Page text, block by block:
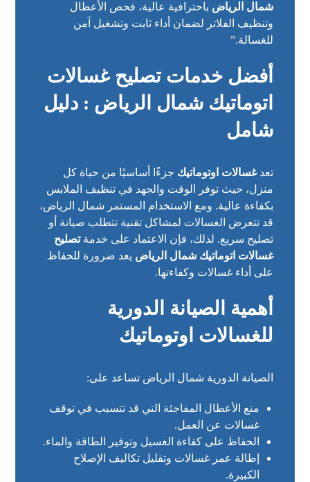
شمال الرياض باحترافية عالية، فحص الأعطال
وتنظيف الفلاتر لضمان أداء ثابت وتشغيل آمن
للغسالة.”
أفضل خدمات تصليح غسالات
اتوماتيك شمال الرياض : دليل
شامل
تعدغسالات اوتوماتيك جزءًا أساسيًا من حياة كل
منزل، حيث توفر الوقت والجهد في تنظيف الملابس
بكفاءة عالية. ومع الاستخدام المستمر شمال الرياض،
قد تتعرض الغسالات لمشاكل تقنية تتطلب صيانة أو
تصليح سريع. لذلك، فإن الاعتماد على خدمةتصليح
غسالات اتوماتيك شمال الرياض يعد ضرورة للحفاظ
على أداء غسالات وكفاءتها.
أهمية الصيانة الدورية
للغسالات اوتوماتيك
الصيانة الدورية شمال الرياض تساعد على:
منع الأعطال المفاجئة التي قد تتسبب في توقف
غسالات عن العمل.
الحفاظ على كفاءة الغسيل وتوفير الطاقة والماء.
إطالة عمر غسالات وتقليل تكاليف الإصلاح
الكبيرة.